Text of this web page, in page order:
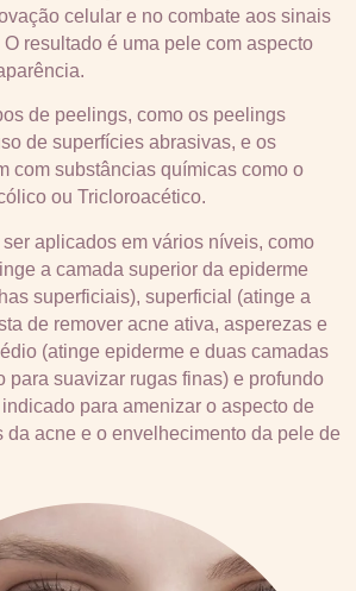
celular e no combate aos sinais
resultado é uma pele com aspecto
de peelings, como os peelings
de superfícies abrasivas, e os
com substâncias químicas como o
ou Tricloroacético.
aplicados em vários níveis, como
a camada superior da epiderme
superficiais), superficial (atinge a
de remover acne ativa, asperezas e
(atinge epiderme e duas camadas
para suavizar rugas finas) e profundo
para amenizar o aspecto de
da acne e o envelhecimento da pele de